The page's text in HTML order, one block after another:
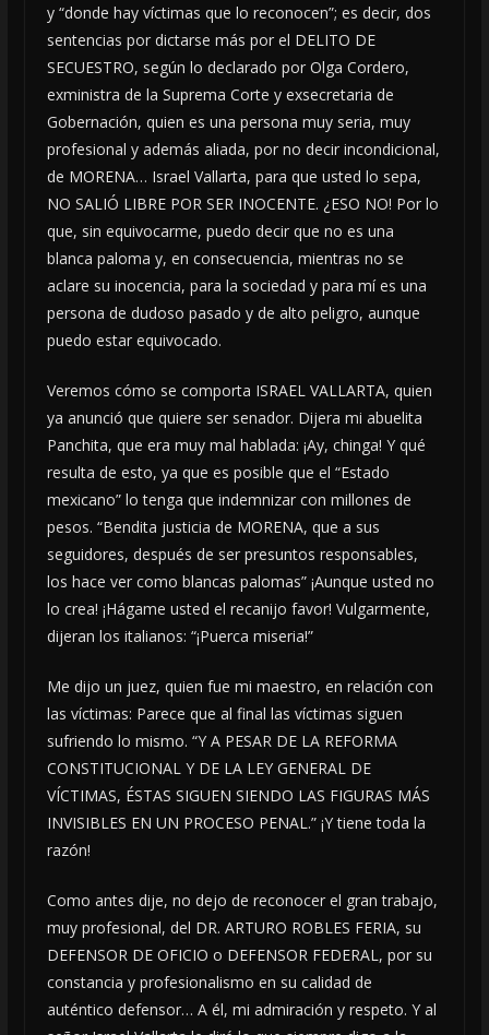
y “donde hay víctimas que lo reconocen”; es decir, dos
sentencias por dictarse más por el DELITO DE
SECUESTRO, según lo declarado por Olga Cordero,
exministra de la Suprema Corte y exsecretaria de
Gobernación, quien es una persona muy seria, muy
profesional y además aliada, por no decir incondicional,
de MORENA… Israel Vallarta, para que usted lo sepa,
NO SALIÓ LIBRE POR SER INOCENTE. ¿ESO NO! Por lo
que, sin equivocarme, puedo decir que no es una
blanca paloma y, en consecuencia, mientras no se
aclare su inocencia, para la sociedad y para mí es una
persona de dudoso pasado y de alto peligro, aunque
puedo estar equivocado.
Veremos cómo se comporta ISRAEL VALLARTA, quien
ya anunció que quiere ser senador. Dijera mi abuelita
Panchita, que era muy mal hablada: ¡Ay, chinga! Y qué
resulta de esto, ya que es posible que el “Estado
mexicano” lo tenga que indemnizar con millones de
pesos. “Bendita justicia de MORENA, que a sus
seguidores, después de ser presuntos responsables,
los hace ver como blancas palomas” ¡Aunque usted no
lo crea! ¡Hágame usted el recanijo favor! Vulgarmente,
dijeran los italianos: “¡Puerca miseria!”
Me dijo un juez, quien fue mi maestro, en relación con
las víctimas: Parece que al final las víctimas siguen
sufriendo lo mismo. “Y A PESAR DE LA REFORMA
CONSTITUCIONAL Y DE LA LEY GENERAL DE
VÍCTIMAS, ÉSTAS SIGUEN SIENDO LAS FIGURAS MÁS
INVISIBLES EN UN PROCESO PENAL.” ¡Y tiene toda la
razón!
Como antes dije, no dejo de reconocer el gran trabajo,
muy profesional, del DR. ARTURO ROBLES FERIA, su
DEFENSOR DE OFICIO o DEFENSOR FEDERAL, por su
constancia y profesionalismo en su calidad de
auténtico defensor… A él, mi admiración y respeto. Y al